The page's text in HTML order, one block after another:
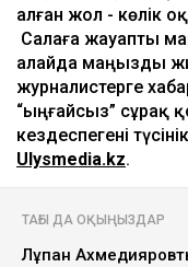
алған жол - көлік
Салаға жауапты
алайда маңызды
журналистерге
“ыңғайсыз” сұрақ
кездеспегені
Ulysmedia.kz.
ТАҒЫ ДА ОҚЫҢЫЗДАР
Лұқпан